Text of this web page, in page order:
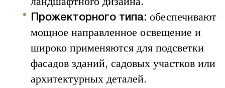
Прожекторного типа:обеспечивают
мощное направленное освещение и
широко применяются для подсветки
фасадов зданий, садовых участков или
архитектурных деталей.